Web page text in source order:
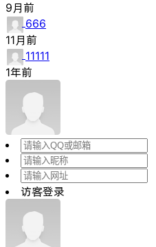
9月前
666
11月前
11111
1年前
访客登录